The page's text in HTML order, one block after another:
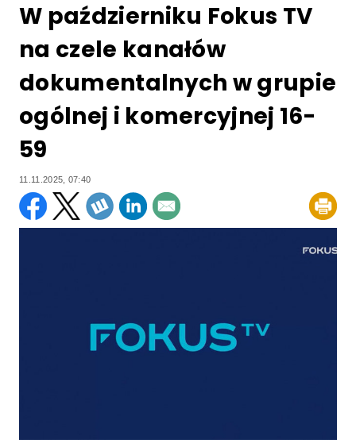
W październiku Fokus TV
na czele kanałów
dokumentalnych w grupie
ogólnej i komercyjnej 16-
59
11.11.2025, 07:40